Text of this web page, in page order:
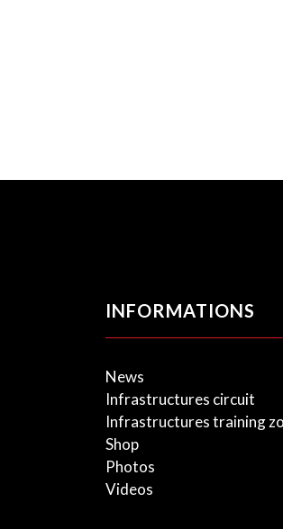
INFORMATIONS
News
Infrastructures circuit
Infrastructures training
Shop
Photos
Videos